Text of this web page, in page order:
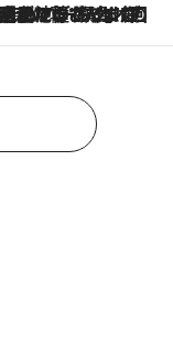
手に再ブーム
速歌唱まで…さだまさし（74）のアグレッシブすぎる現在地